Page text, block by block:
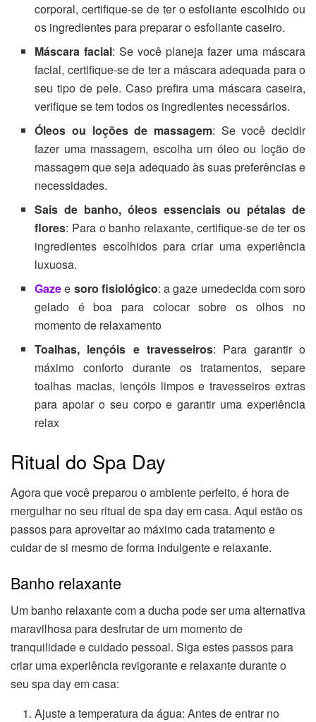
corporal, certifique-se de ter o esfoliante escolhido ou
os ingredientes para preparar o esfoliante caseiro.
Máscara facial: Se você planeja fazer uma máscara
facial, certifique-se de ter a máscara adequada para o
seu tipo de pele. Caso prefira uma máscara caseira,
verifique se tem todos os ingredientes necessários.
Óleos ou loções de massagem: Se você decidir
fazer uma massagem, escolha um óleo ou loção de
massagem que seja adequado às suas preferências e
necessidades.
Sais de banho, óleos essenciais ou pétalas de
flores: Para o banho relaxante, certifique-se de ter os
ingredientes escolhidos para criar uma experiência
luxuosa.
Gazee soro fisiológico: a gaze umedecida com soro
gelado é boa para colocar sobre os olhos no
momento de relaxamento
Toalhas, lençóis e travesseiros: Para garantir o
máximo conforto durante os tratamentos, separe
toalhas macias, lençóis limpos e travesseiros extras
para apoiar o seu corpo e garantir uma experiência
relax
Ritual do Spa Day
Agora que você preparou o ambiente perfeito, é hora de
mergulhar no seu ritual de spa day em casa. Aqui estão os
passos para aproveitar ao máximo cada tratamento e
cuidar de si mesmo de forma indulgente e relaxante.
Banho relaxante
Um banho relaxante com a ducha pode ser uma alternativa
maravilhosa para desfrutar de um momento de
tranquilidade e cuidado pessoal. Siga estes passos para
criar uma experiência revigorante e relaxante durante o
seu spa day em casa:
Ajuste a temperatura da água: Antes de entrar no